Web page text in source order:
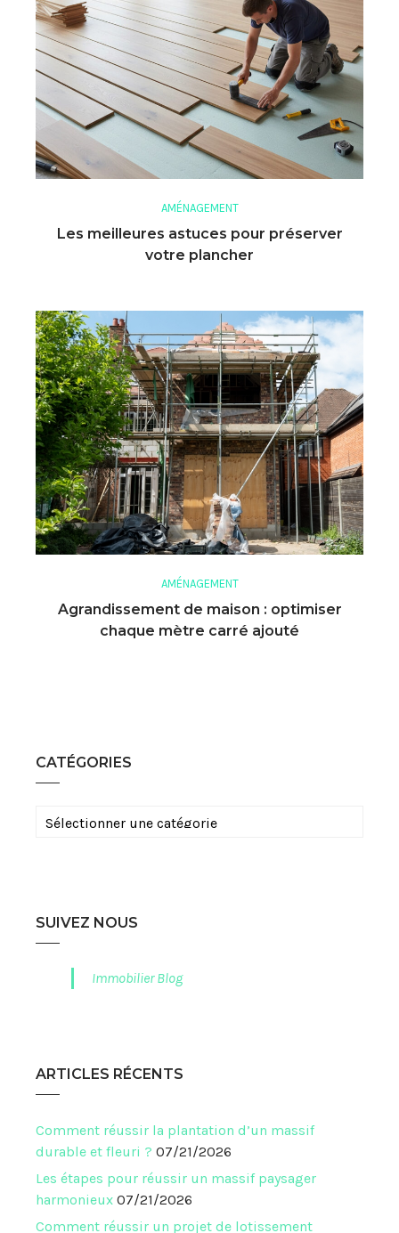
AMÉNAGEMENT
Les meilleures astuces pour préserver
votre plancher
AMÉNAGEMENT
Agrandissement de maison : optimiser
chaque mètre carré ajouté
CATÉGORIES
Catégories
SUIVEZ NOUS
Immobilier Blog
ARTICLES RÉCENTS
Comment réussir la plantation d’un massif
durable et fleuri ? 07/21/2026
Les étapes pour réussir un massif paysager
harmonieux 07/21/2026
Comment réussir un projet de lotissement